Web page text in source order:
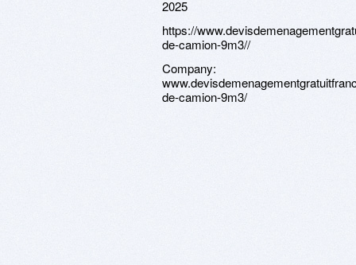
2025
https://
de-camion-9m3//
Company:
de-camion-9m3/